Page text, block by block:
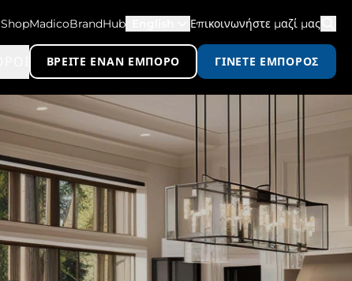
ShopMadicoBrandHub Επικοινωνήστε μαζί μας
ΒΡΕΊΤΕ ΈΝΑΝ ΈΜΠΟΡΟ ΓΊΝΕΤΕ ΈΜΠΟΡΟΣ